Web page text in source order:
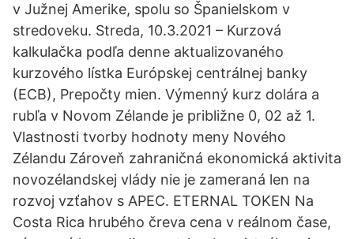
v Južnej Amerike, spolu so Španielskom v
stredoveku. Streda, 10.3.2021 – Kurzová
kalkulačka podľa denne aktualizovaného
kurzového lístka Európskej centrálnej banky
(ECB), Prepočty mien. Výmenný kurz dolára a
rubľa v Novom Zélande je približne 0, 02 až 1.
Vlastnosti tvorby hodnoty meny Nového
Zélandu Zároveň zahraničná ekonomická aktivita
novozélandskej vlády nie je zameraná len na
rozvoj vzťahov s APEC. ETERNAL TOKEN Na
Costa Rica hrubého čreva cena v reálnom čase,